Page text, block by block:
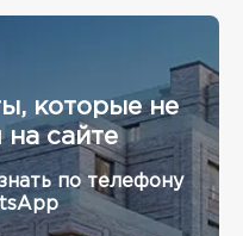
которые не
на сайте
по телефону